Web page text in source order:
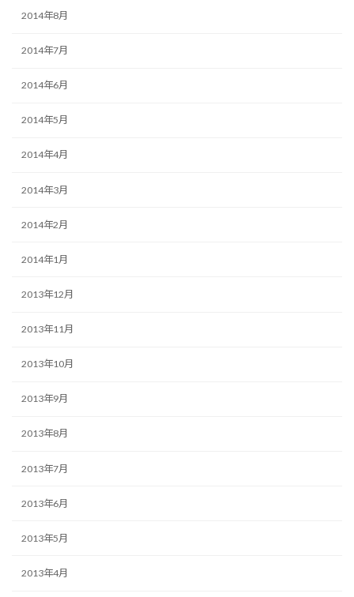
2014年8月
2014年7月
2014年6月
2014年5月
2014年4月
2014年3月
2014年2月
2014年1月
2013年12月
2013年11月
2013年10月
2013年9月
2013年8月
2013年7月
2013年6月
2013年5月
2013年4月